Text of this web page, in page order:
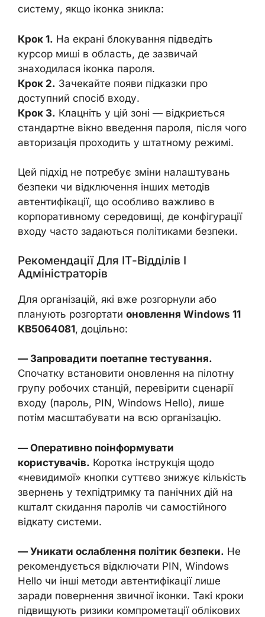
систему, якщо іконка зникла:
Крок 1. На екрані блокування підведіть
курсор миші в область, де зазвичай
знаходилася іконка пароля.
Крок 2. Зачекайте появи підказки про
доступний спосіб входу.
Крок 3. Клацніть у цій зоні — відкриється
стандартне вікно введення пароля, після чого
авторизація проходить у штатному режимі.
Цей підхід не потребує зміни налаштувань
безпеки чи відключення інших методів
автентифікації, що особливо важливо в
корпоративному середовищі, де конфігурації
входу часто задаються політиками безпеки.
Рекомендації Для ІТ-Відділів І
Адміністраторів
Для організацій, які вже розгорнули або
планують розгортати оновлення Windows 11
KB5064081, доцільно:
— Запровадити поетапне тестування.
Спочатку встановити оновлення на пілотну
групу робочих станцій, перевірити сценарії
входу (пароль, PIN, Windows Hello), лише
потім масштабувати на всю організацію.
— Оперативно поінформувати
користувачів. Коротка інструкція щодо
«невидимої» кнопки суттєво знижує кількість
звернень у техпідтримку та панічних дій на
кшталт скидання паролів чи самостійного
відкату системи.
— Уникати ослаблення політик безпеки. Не
рекомендується відключати PIN, Windows
Hello чи інші методи автентифікації лише
заради повернення звичної іконки. Такі кроки
підвищують ризики компрометації облікових